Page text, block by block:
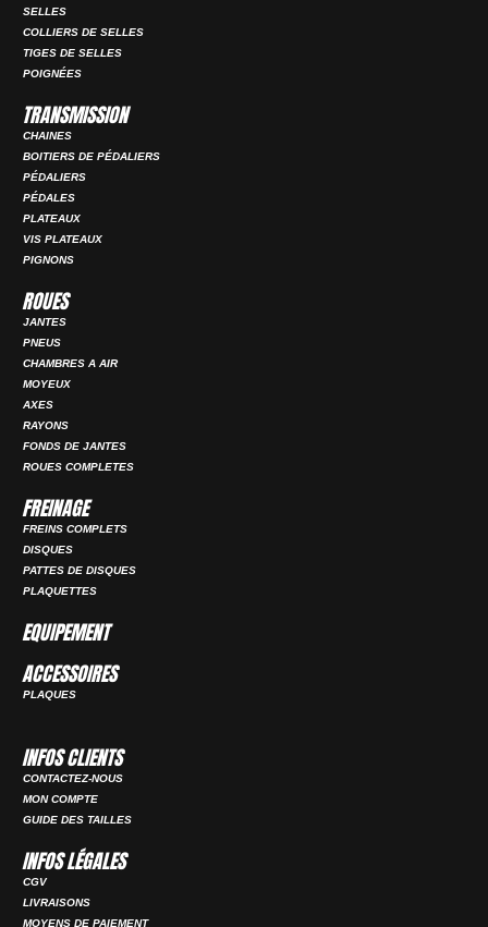
SELLES
COLLIERS DE SELLES
TIGES DE SELLES
POIGNÉES
TRANSMISSION
CHAINES
BOITIERS DE PÉDALIERS
PÉDALIERS
PÉDALES
PLATEAUX
VIS PLATEAUX
PIGNONS
ROUES
JANTES
PNEUS
CHAMBRES A AIR
MOYEUX
AXES
RAYONS
FONDS DE JANTES
ROUES COMPLETES
FREINAGE
FREINS COMPLETS
DISQUES
PATTES DE DISQUES
PLAQUETTES
EQUIPEMENT
ACCESSOIRES
PLAQUES
INFOS CLIENTS
CONTACTEZ-NOUS
MON COMPTE
GUIDE DES TAILLES
INFOS LÉGALES
CGV
LIVRAISONS
MOYENS DE PAIEMENT